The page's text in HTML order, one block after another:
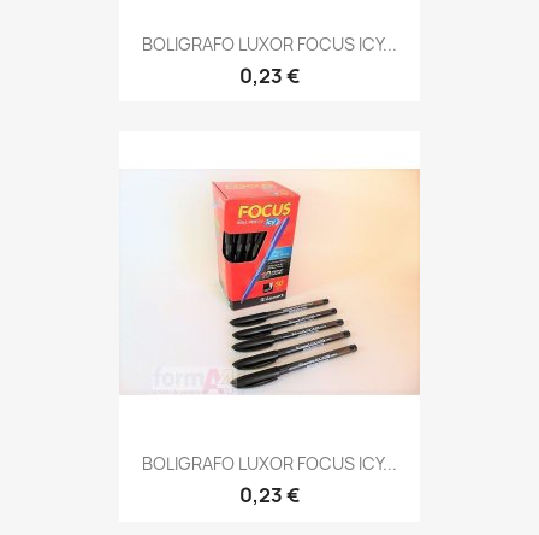
BOLIGRAFO LUXOR FOCUS ICY...
0,23 €
BOLIGRAFO LUXOR FOCUS ICY...
0,23 €